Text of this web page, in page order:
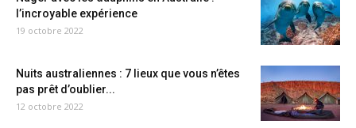
l’incroyable expérience
19 octobre 2022
Nuits australiennes : 7 lieux que vous n’êtes
pas prêt d’oublier...
12 octobre 2022